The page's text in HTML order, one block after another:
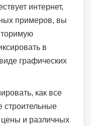
интернет,
примеров, вы
в
графических
как все
строительные
и различных